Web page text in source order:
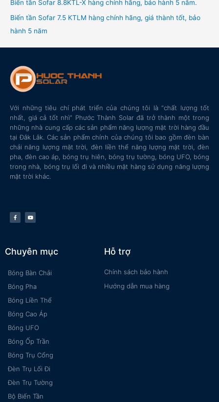
Biến tần Sofar 8.8KTL-X hàng chính hãng, bảo hành 5 năm.
Biến tần Sofar 7.5 KTLM hàng chính hãng, giá thành tốt, bảo
hành 5 năm
Với những tiêu chí phát triển của chúng tôi là “chất lượng tốt
nhất, giá cả tốt nhì” Phước Thành Solar đã trở thành một trong
những nhà cung cấp các sản phẩm năng lượng mặt trời hàng đầu
tại Đắk Lắk. Các sản phẩm chính của chúng tôi bao gồm đèn bàn
chải năng lượng mặt trời, đèn liền thể năng lượng mặt trời, đèn
pha, đèn cao áp, bóng trụ hiên, bóng trụ tường, bóng UFO, bóng
trong nhà, bóng trụ lối đi và nhiều mặt hàng sử dụng năng lượng
mặt trời khác.
Chuyên mục
Bóng Bàn Chải
Bóng Pha
Bóng Liền Thể
Bóng Cao Áp
Bóng UFO
Bóng Ốp Trần
Bóng Trụ Cổng
Đèn Trụ Lối Đi
Đèn Trụ Tường
Bộ Biến Tần
Hỗ trợ
Chính sách bảo hành
Hướng dẫn mua hàng